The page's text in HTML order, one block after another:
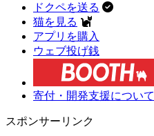
ドクペを送る
猫を見る
アプリを購入
ウェブ投げ銭
寄付・開発支援について
スポンサーリンク